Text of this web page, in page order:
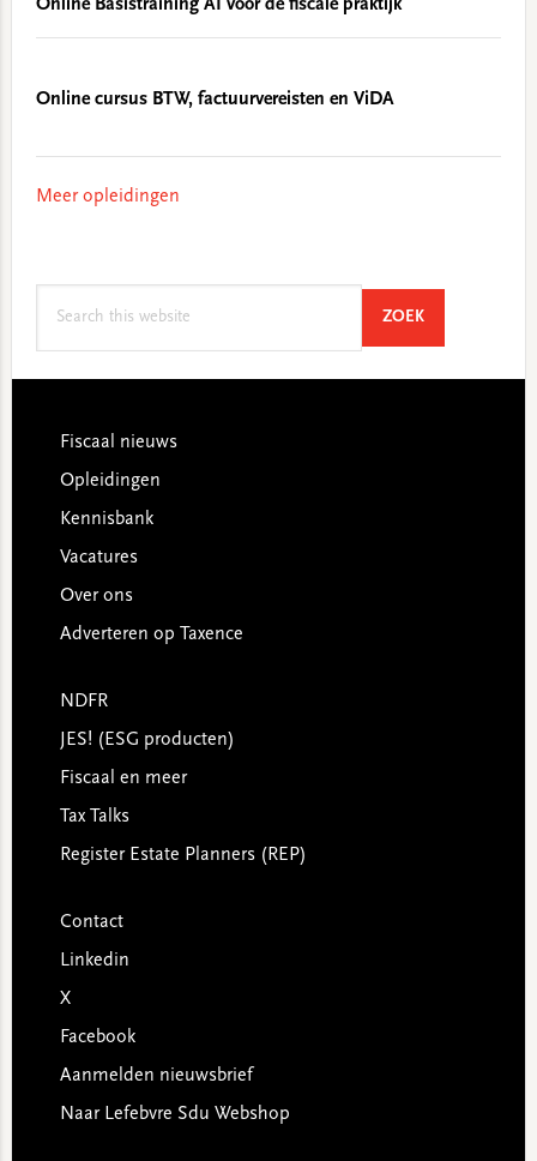
Online Basistraining AI voor de fiscale praktijk
Online cursus BTW, factuurvereisten en ViDA
Meer opleidingen
ZOEKSEARCH
Footer
Fiscaal nieuws
Opleidingen
Kennisbank
Vacatures
Over ons
Adverteren op Taxence
NDFR
JES! (ESG producten)
Fiscaal en meer
Tax Talks
Register Estate Planners (REP)
Contact
Linkedin
X
Facebook
Aanmelden nieuwsbrief
Naar Lefebvre Sdu Webshop